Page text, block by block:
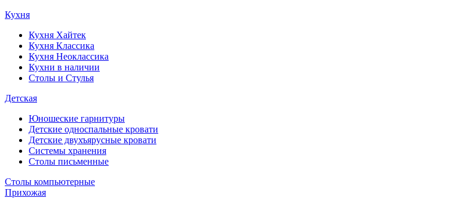
Кухня
Кухня Хайтек
Кухня Классика
Кухня Неоклассика
Кухни в наличии
Столы и Стулья
Детская
Юношеские гарнитуры
Детские односпальные кровати
Детские двухъярусные кровати
Системы хранения
Столы письменные
Столы компьютерные
Прихожая